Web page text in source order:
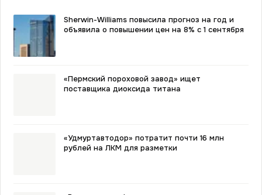
Sherwin-Williams повысила прогноз на год и
объявила о повышении цен на 8% с 1 сентября
«Пермский пороховой завод» ищет
поставщика диоксида титана
«Удмуртавтодор» потратит почти 16 млн
рублей на ЛКМ для разметки